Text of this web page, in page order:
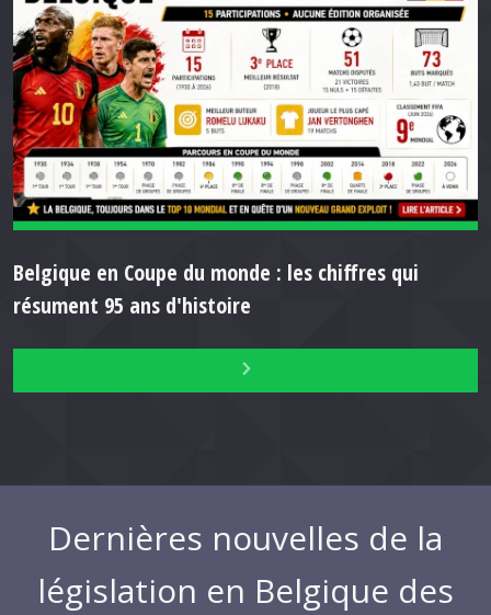
Belgique en Coupe du monde : les chiffres qui
résument 95 ans d'histoire
Dernières nouvelles de la
législation en Belgique des